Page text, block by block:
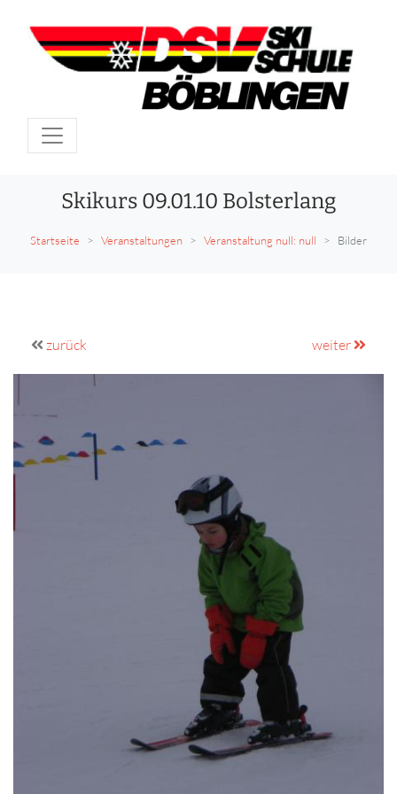
Skikurs 09.01.10 Bolsterlang
Startseite Veranstaltungen Veranstaltung null: null Bilder
zurück weiter